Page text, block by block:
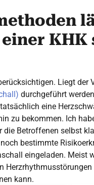
KHK
Liegt der
durchgeführt
eine
zu bekommen. Ich
Betroffenen selbst
bestimmte
eingeladen. Meist
Herzrhythmusstörungen
kann.